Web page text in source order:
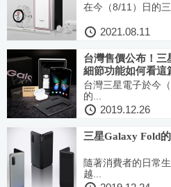
在今（8/11）日的
2021.08.11
台灣售價公布！
細節功能如何看這
台灣三星電子於今
的...
2019.12.26
三星Galaxy Fold
隨著消費者的日常
越...